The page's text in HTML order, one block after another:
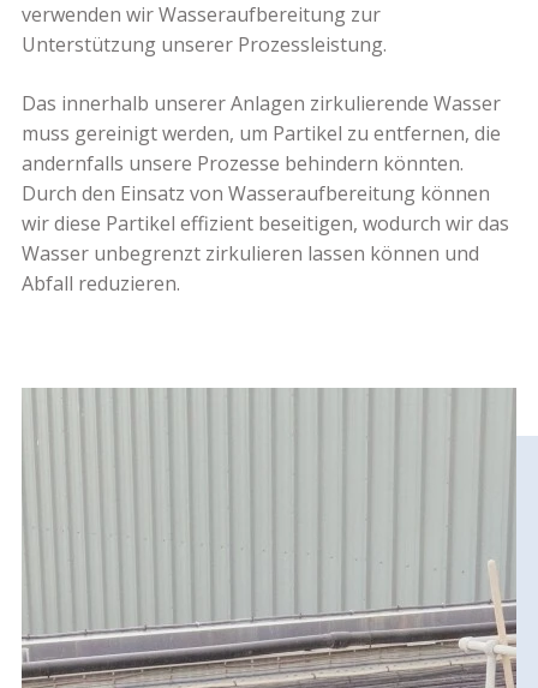
verwenden wir Wasseraufbereitung zur
Unterstützung unserer Prozessleistung.
Das innerhalb unserer Anlagen zirkulierende Wasser
muss gereinigt werden, um Partikel zu entfernen, die
andernfalls unsere Prozesse behindern könnten.
Durch den Einsatz von Wasseraufbereitung können
wir diese Partikel effizient beseitigen, wodurch wir das
Wasser unbegrenzt zirkulieren lassen können und
Abfall reduzieren.